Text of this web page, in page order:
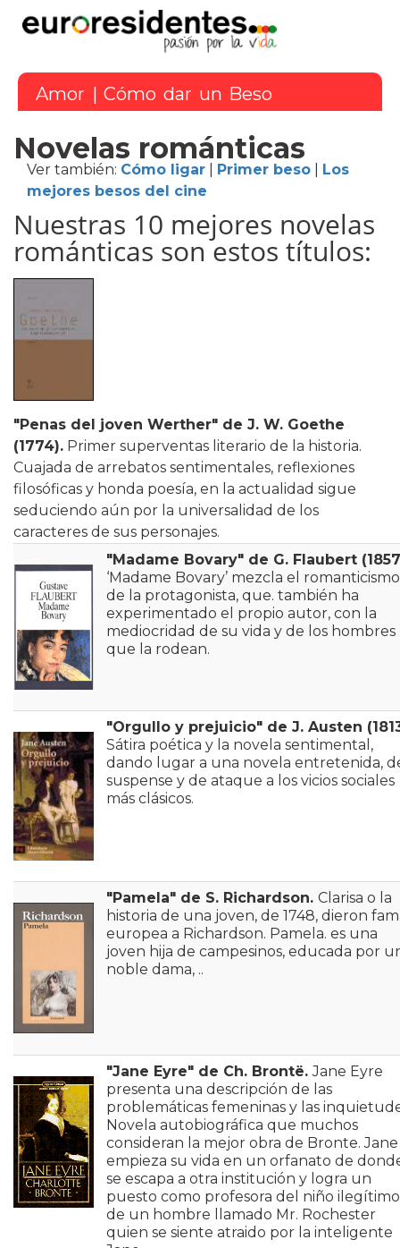
Amor | Cómo dar un Beso
Novelas románticas
Ver también: Cómo ligar Primer beso
Los
mejores besos del cine
Nuestras 10 mejores novelas
románticas son estos títulos:
"Penas del joven Werther" de J. W. Goethe
(1774). Primer superventas literario de la historia.
Cuajada de arrebatos sentimentales, reflexiones
filosóficas y honda poesía, en la actualidad sigue
seduciendo aún por la universalidad de los
caracteres de sus personajes.
"Madame Bovary" de G. Flaubert
‘Madame Bovary’ mezcla el romanticismo
de la protagonista, que. también ha
experimentado el propio autor, con la
mediocridad de su vida y de los hombres
que la rodean.
"Orgullo y prejuicio" de J. Austen
Sátira poética y la novela sentimental,
dando lugar a una novela entretenida,
suspense y de ataque a los vicios sociales
más clásicos.
"Pamela" de S. Richardson. Clarisa o la
historia de una joven, de 1748, dieron
europea a Richardson. Pamela. es una
joven hija de campesinos, educada por
noble dama, ..
"Jane Eyre" de Ch. Brontë.Jane Eyre
presenta una descripción de las
problemáticas femeninas y las
Novela autobiográfica que muchos
consideran la mejor obra de Bronte. Jane
empieza su vida en un orfanato de
se escapa a otra institución y logra un
puesto como profesora del niño ilegítimo
de un hombre llamado Mr. Rochester
quien se siente atraido por la inteligente